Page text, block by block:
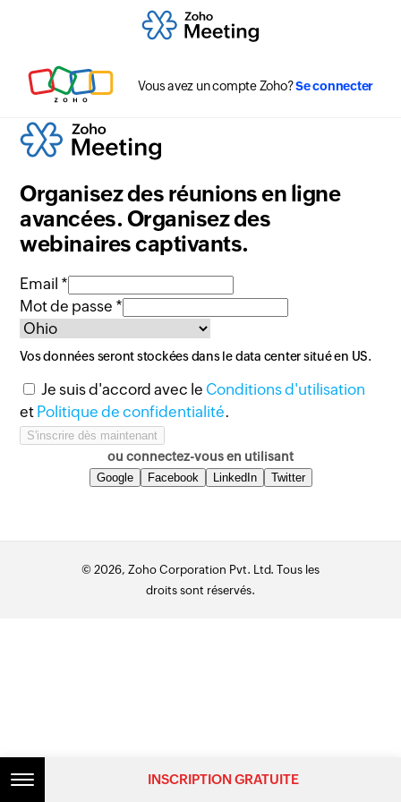
Vous avez un compte Zoho?Se connecter
Organisez des réunions en ligne
avancées. Organisez des
webinaires captivants.
Email *
Mot de passe *
Vos données seront stockées dans le data center situé en US.
Je suis d'accord avec le Conditions d'utilisation
et Politique de confidentialité.
ou connectez-vous en utilisant
Google Facebook LinkedIn Twitter
© 2026, Zoho Corporation Pvt. Ltd. Tous les
droits sont réservés.
INSCRIPTION GRATUITE